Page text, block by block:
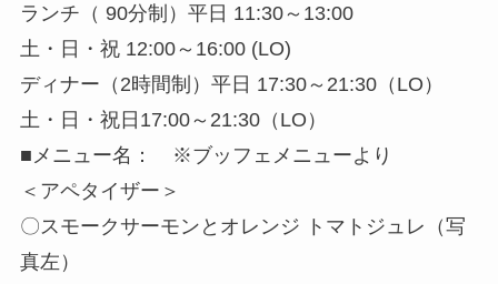
ランチ（ 90分制）平日 11:30～13:00
土・日・祝 12:00～16:00 (LO)
ディナー（2時間制）平日 17:30～21:30（LO）
土・日・祝日17:00～21:30（LO）
■メニュー名： ※ブッフェメニューより
＜アペタイザー＞
〇スモークサーモンとオレンジ トマトジュレ（写
真左）